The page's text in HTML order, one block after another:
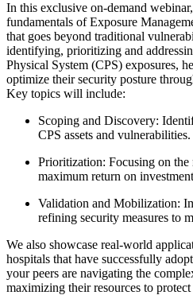
In this exclusive on-demand
fundamentals of Exposure
that goes beyond traditional
identifying, prioritizing and
Physical System (CPS) exposures,
optimize their security posture
Key topics will include:
Scoping and Discovery:
CPS assets and vulnerabilities.
Prioritization: Focusing on
maximum return on
Validation and Mobilization:
refining security measures to
We also showcase real-world
hospitals that have successfully
your peers are navigating the
maximizing their resources to